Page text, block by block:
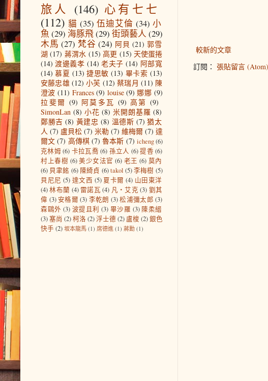
較新的文章
訂閱： 張貼留言 (Atom)
旅人 (146) 心有七七
(112) 貓 (35) 伍迪艾倫 (34) 小
魚 (29) 海豚飛(29) 街頭藝人 (29)
木馬 (27) 梵谷 (24) 阿貝 (21) 郭雪
湖 (17) 蔣渭水 (15) 高更 (15) 天使蛋捲
(14) 渡邊義孝 (14) 老夫子 (14) 阿部寬
(14) 慕夏 (13) 捷思敏 (13) 畢卡索 (13)
安藤忠雄 (12) 小芙 (12) 蔡瑞月 (11) 陳
澄波 (11) Frances (9) louise (9) 娜娜 (9)
拉斐爾 (9) 阿莫多瓦 (9) 高第 (9)
SimonLan (8) 小花 (8) 米開朗基羅 (8)
鄭勝吉 (8) 黃建忠 (8) 溫德斯 (7) 猶太
人 (7) 盧貝松 (7) 米勒 (7) 維梅爾 (7) 達
爾文 (7) 高傳棋 (7) 魯本斯 (7) icheng(6)
克林姆 (6) 卡拉瓦喬 (6) 孫立人 (6)提香 (6)
村上春樹 (6) 美少女法官 (6) 老王 (6) 莫內
(6) 貝聿銘 (6) 陳綺貞 (6) takol (5)李梅樹 (5)
貝尼尼 (5) 達文西 (5) 夏卡爾 (4) 山田東洋
(4)林布蘭 (4) 雷諾瓦 (4) 凡‧艾克 (3) 劉其
偉 (3)安格爾 (3) 李乾朗 (3)松浦彌太郎 (3)
森鷗外 (3) 波提且利 (3) 畢沙羅 (3) 陳柔縉
(3)塞尚 (2)柯洛 (2)浮士德 (2) 盧梭 (2)銀色
快手 (2) 坂本龍馬 (1) 席德進 (1) 蔣勳 (1)